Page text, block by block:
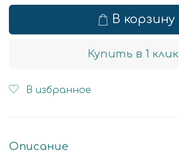
В корзину
Купить в 1 клик
В избранное
Описание